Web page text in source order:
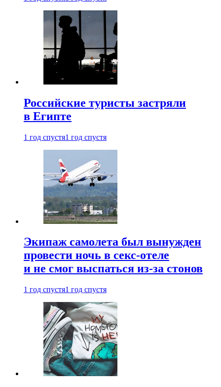
Российские туристы застряли
в Египте
1 год спустя1 год спустя
Экипаж самолета был вынужден
провести ночь в секс-отеле
и не смог выспаться из-за стонов
1 год спустя1 год спустя